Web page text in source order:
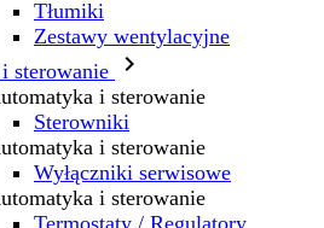
Tłumiki
Zestawy wentylacyjne
sterowanie

i sterowanie
Sterowniki
i sterowanie
Wyłączniki serwisowe
i sterowanie